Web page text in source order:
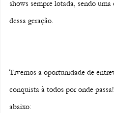
shows sempre lotada, sendo
dessa geração.
Tivemos a oportunidade de
conquista à todos por onde
abaixo: